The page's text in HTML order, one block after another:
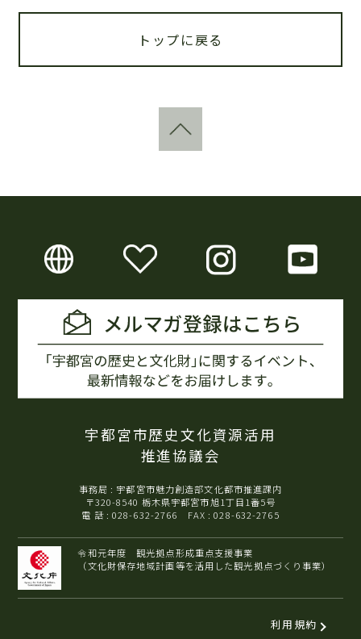
トップに戻る
宇都宮市歴史文化資源活用
推進協議会
事務局 : 宇都宮市魅力創造部文化都市推進課内
〒320-8540 栃木県宇都宮市旭1丁目1番5号
電 話 : 028-632-2766 FAX : 028-632-2765
令和元年度 観光拠点形成重点支援事業
（文化財保存地域計画等を活用した観光拠点づくり事業）
利用規約